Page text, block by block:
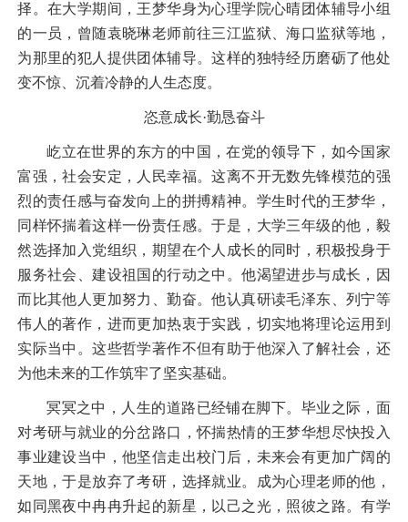
择。在大学期间，王梦华身为心理学院心晴团体辅导小组
的一员，曾随袁晓琳老师前往三江监狱、海口监狱等地，
为那里的犯人提供团体辅导。这样的独特经历磨砺了他处
变不惊、沉着冷静的人生态度。
恣意成长·勤恳奋斗
屹立在世界的东方的中国，在党的领导下，如今国家
富强，社会安定，人民幸福。这离不开无数先锋模范的强
烈的责任感与奋发向上的拼搏精神。学生时代的王梦华，
同样怀揣着这样一份责任感。于是，大学三年级的他，毅
然选择加入党组织，期望在个人成长的同时，积极投身于
服务社会、建设祖国的行动之中。他渴望进步与成长，因
而比其他人更加努力、勤奋。他认真研读毛泽东、列宁等
伟人的著作，进而更加热衷于实践，切实地将理论运用到
实际当中。这些哲学著作不但有助于他深入了解社会，还
为他未来的工作筑牢了坚实基础。
冥冥之中，人生的道路已经铺在脚下。毕业之际，面
对考研与就业的分岔路口，怀揣热情的王梦华想尽快投入
事业建设当中，他坚信走出校门后，未来会有更加广阔的
天地，于是放弃了考研，选择就业。成为心理老师的他，
如同黑夜中冉冉升起的新星，以己之光，照彼之路。有学